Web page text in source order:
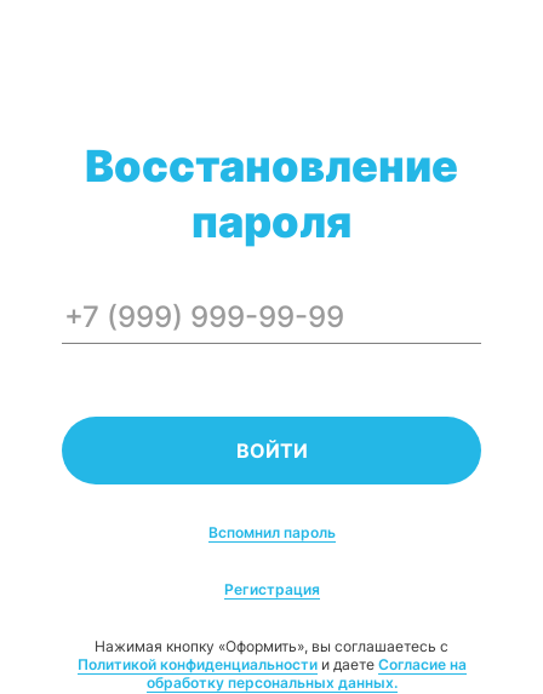
Восстановление
пароля
Вспомнил пароль
Регистрация
Нажимая кнопку «Оформить», вы соглашаетесь с
Политикой конфиденциальностии даете Согласие на
обработку персональных данных.